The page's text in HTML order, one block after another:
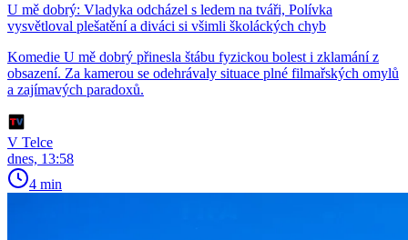
U mě dobrý: Vladyka odcházel s ledem na tváři, Polívka
vysvětloval plešatění a diváci si všimli školáckých chyb
Komedie U mě dobrý přinesla štábu fyzickou bolest i zklamání z
obsazení. Za kamerou se odehrávaly situace plné filmařských omylů
a zajímavých paradoxů.
V Telce
dnes, 13:58
4 min